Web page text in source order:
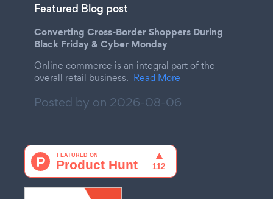
Featured Blog post
Converting Cross-Border Shoppers During
Black Friday & Cyber Monday
Online commerce is an integral part of the
overall retail business. Read More
Posted by on 2026-08-06